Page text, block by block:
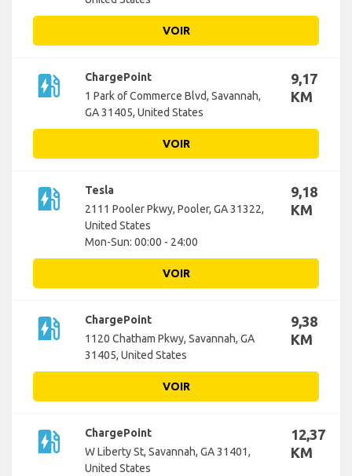
VOIR
ev_station
ChargePoint
1 Park of Commerce Blvd, Savannah,
GA 31405, United States
9,17
KM
VOIR
ev_station
Tesla
2111 Pooler Pkwy, Pooler, GA 31322,
United States
Mon-Sun: 00:00 - 24:00
9,18
KM
VOIR
ev_station
ChargePoint
1120 Chatham Pkwy, Savannah, GA
31405, United States
9,38
KM
VOIR
ev_station
ChargePoint
W Liberty St, Savannah, GA 31401,
United States
12,37
KM